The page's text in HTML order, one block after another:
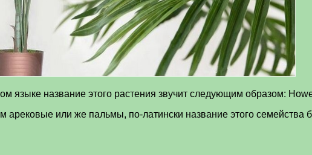
языке название этого растения звучит следующим образом:
или же пальмы, по-латински название этого семейства